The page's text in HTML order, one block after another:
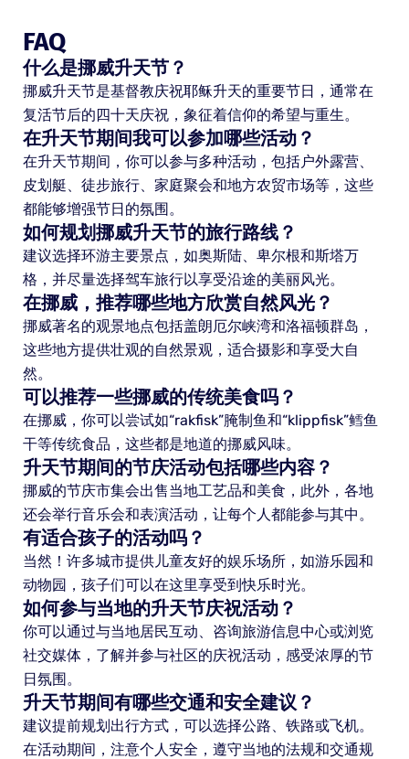
FAQ
什么是挪威升天节？
挪威升天节是基督教庆祝耶稣升天的重要节日，通常在
复活节后的四十天庆祝，象征着信仰的希望与重生。
在升天节期间我可以参加哪些活动？
在升天节期间，你可以参与多种活动，包括户外露营、
皮划艇、徒步旅行、家庭聚会和地方农贸市场等，这些
都能够增强节日的氛围。
如何规划挪威升天节的旅行路线？
建议选择环游主要景点，如奥斯陆、卑尔根和斯塔万
格，并尽量选择驾车旅行以享受沿途的美丽风光。
在挪威，推荐哪些地方欣赏自然风光？
挪威著名的观景地点包括盖朗厄尔峡湾和洛福顿群岛，
这些地方提供壮观的自然景观，适合摄影和享受大自
然。
可以推荐一些挪威的传统美食吗？
在挪威，你可以尝试如“rakfisk”腌制鱼和“klippfisk”鳕鱼
干等传统食品，这些都是地道的挪威风味。
升天节期间的节庆活动包括哪些内容？
挪威的节庆市集会出售当地工艺品和美食，此外，各地
还会举行音乐会和表演活动，让每个人都能参与其中。
有适合孩子的活动吗？
当然！许多城市提供儿童友好的娱乐场所，如游乐园和
动物园，孩子们可以在这里享受到快乐时光。
如何参与当地的升天节庆祝活动？
你可以通过与当地居民互动、咨询旅游信息中心或浏览
社交媒体，了解并参与社区的庆祝活动，感受浓厚的节
日氛围。
升天节期间有哪些交通和安全建议？
建议提前规划出行方式，可以选择公路、铁路或飞机。
在活动期间，注意个人安全，遵守当地的法规和交通规